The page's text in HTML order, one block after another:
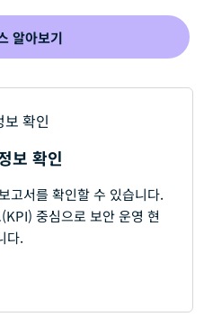
알아보기
보 확인
고서를 확인할 수 있습니다.
중심으로 보안 운영 현
다.